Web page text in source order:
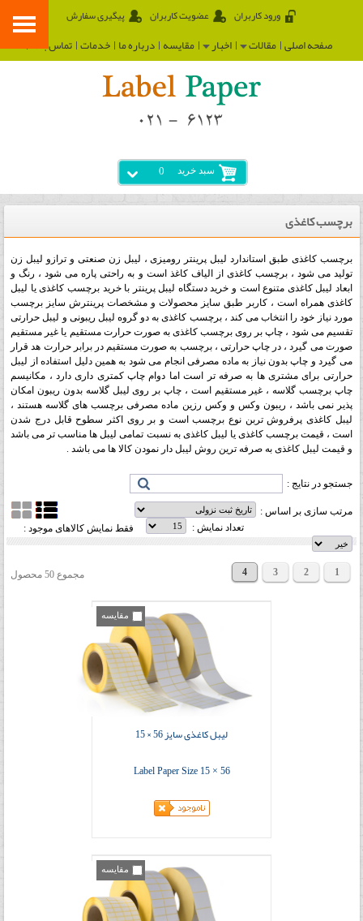
ورود کاربران عضویت کاربران پیگیری سفارش
صفحه اصلی مقالات اخبار مقایسه درباره ما خدمات تماس با ما
سبد خرید 0
برچسب کاغذی
برچسب کاغذی طبق استاندارد لیبل پرینتر رومیزی ، لیبل زن صنعتی و ترازو لیبل زن
تولید می شود ، برچسب کاغذی از الیاف کاغذ است و به راحتی پاره می شود ، رنگ و
ابعاد لیبل کاغذی متنوع است و خرید دستگاه لیبل پرینتر با خرید برچسب کاغذی یا لیبل
کاغذی همراه است ، کاربر طبق سایز محصولات و مشخصات پرینترش سایز برچسب
مورد نیاز خود را انتخاب می کند ، برچسب کاغذی به دو گروه لیبل ریبونی و لیبل حرارتی
تقسیم می شود ، چاپ بر روی برچسب کاغذی به صورت حرارت مستقیم یا غیر مستقیم
صورت می گیرد ، در چاپ حرارتی ، برچسب به صورت مستقیم در برابر حرارت هد قرار
می گیرد و چاپ بدون نیاز به ماده مصرفی انجام می شود به همین دلیل استفاده از لیبل
حرارتی برای مشتری ها به صرفه تر است اما دوام چاپ کمتری داری دارد ، مکانیسم
چاپ برچسب گلاسه ، غیر مستقیم است ، چاپ بر روی لیبل گلاسه بدون ریبون امکان
پذیر نمی باشد ، ریبون وکس و وکس رزین ماده مصرفی برچسب های گلاسه هستند ،
لیبل کاغذی پرفروش تربن نوع برچسب است و بر روی اکثر سطوح قابل درج شدن
است ، قیمت برچسب کاغذی یا لیبل کاغذی به نسبت تمامی لیبل ها مناسب تر می باشد
و قیمت لیبل کاغذی به صرفه ترین روش لیبل دار نمودن کالا ها می باشد .
جستجو در نتایج :
مرتب سازی بر اساس :
تعداد نمایش :
فقط نمایش کالاهای موجود :
1
2
3
4 مجموع 50 محصول
مقایسه
لیبل کاغذی سایز 56 × 15
Label Paper Size 15 × 56
مقایسه